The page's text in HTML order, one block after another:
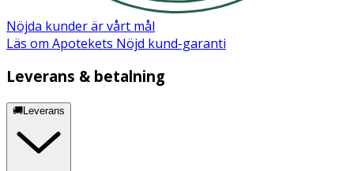
Nöjda kunder är vårt mål
Läs om Apotekets Nöjd kund-garanti
Leverans & betalning
🚚Leverans